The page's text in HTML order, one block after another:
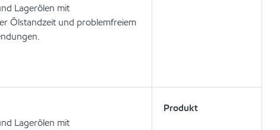
Lagerölen mit
Ölstandzeit und problemfreiem
Lagerölen mit
Produkt